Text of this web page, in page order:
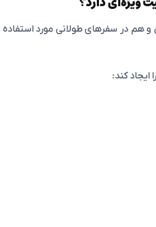
و هم در سفرهای طولانی مورد
ایجاد کند: